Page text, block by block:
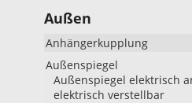
Außen
Anhängerkupplung
Außenspiegel
Außenspiegel elektrisch
elektrisch verstellbar